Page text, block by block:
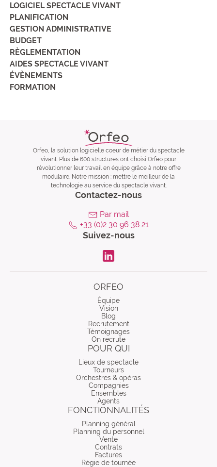
LOGICIEL SPECTACLE VIVANT
PLANIFICATION
GESTION ADMINISTRATIVE
BUDGET
RÈGLEMENTATION
AIDES SPECTACLE VIVANT
ÉVÈNEMENTS
FORMATION
Orfeo, la solution logicielle coeur de métier du spectacle
vivant. Plus de 600 structures ont choisi Orfeo pour
révolutionner leur travail en équipe grâce à notre offre
modulaire. Notre mission : mettre le meilleur de la
technologie au service du spectacle vivant.
Contactez-nous
Par mail
+33 (0)2 30 96 38 21
Suivez-nous
ORFEO
Équipe
Vision
Blog
Recrutement
Témoignages
On recrute
POUR QUI
Lieux de spectacle
Tourneurs
Orchestres & opéras
Compagnies
Ensembles
Agents
FONCTIONNALITÉS
Planning général
Planning du personnel
Vente
Contrats
Factures
Régie de tournée